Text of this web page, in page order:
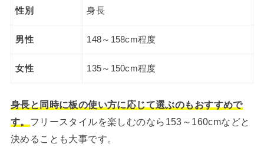
性別 身長
男性 148～158cm程度
女性 135～150cm程度
身長と同時に板の使い方に応じて選ぶのもおすすめで
す。 フリースタイルを楽しむのなら153～160cmなどと
決めることも大事です。